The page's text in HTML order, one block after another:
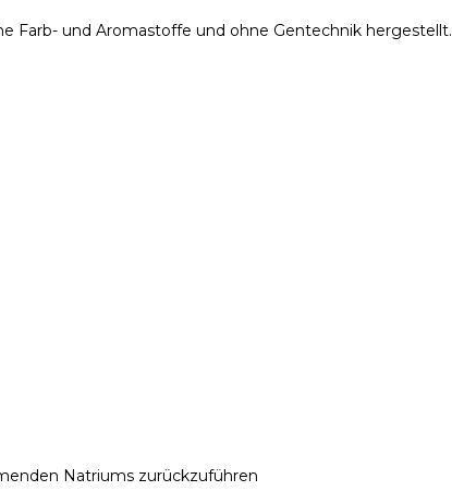
Farb- und Aromastoffe und ohne Gentechnik hergestellt.
Natriums zurückzuführen